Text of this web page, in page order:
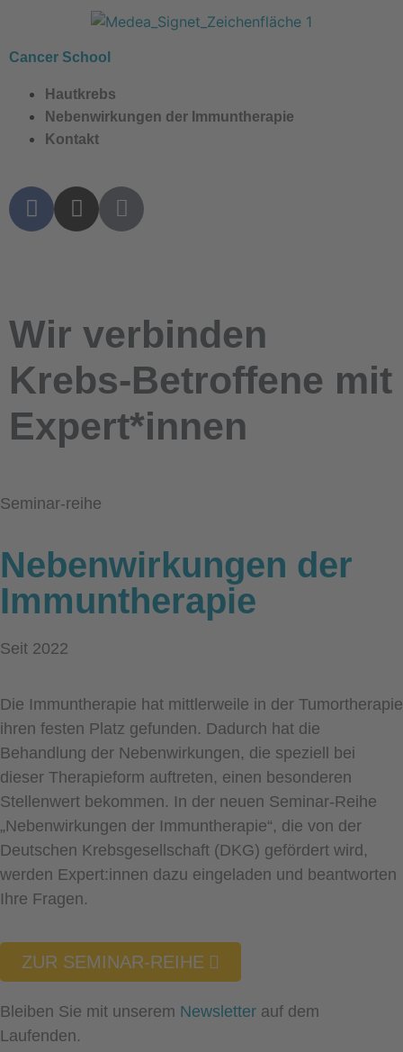
Cancer School
Hautkrebs
Nebenwirkungen der Immuntherapie
Kontakt
Wir verbinden
Krebs-Betroffene mit
Expert*innen
Seminar-reihe
Nebenwirkungen der
Immuntherapie
Seit 2022
Die Immuntherapie hat mittlerweile in der Tumortherapie
ihren festen Platz gefunden. Dadurch hat die
Behandlung der Nebenwirkungen, die speziell bei
dieser Therapieform auftreten, einen besonderen
Stellenwert bekommen. In der neuen Seminar-Reihe
„Nebenwirkungen der Immuntherapie“, die von der
Deutschen Krebsgesellschaft (DKG) gefördert wird,
werden Expert:innen dazu eingeladen und beantworten
Ihre Fragen.
ZUR SEMINAR-REIHE
Bleiben Sie mit unserem Newsletter auf dem
Laufenden.